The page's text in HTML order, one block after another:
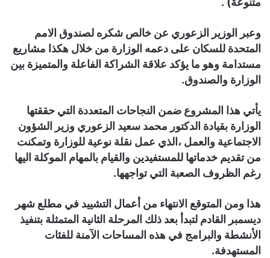
وعبر الوزير الزعوري عن خالص شكره لصندوق الامم
المتحدة للسكان على دعمه الوزارة من خلال هكذا مشاريع
مستدامة وهو ما يؤكد علاقة الشراكة الفاعلة والمتميزة بين
الوزارة والصندوق.
يأتي هذا المشروع ضمن النجاحات المتعددة التي حققتها
الوزارة بقيادة الدكتور محمد سعيد الزعوري وزير الشؤون
الاجتماعية والعمل ،الذي عمل نقلة نوعية للوزارة وتمكنت
من تقديم خدماتها للمستفيدين والقيام بالمهام الموكلة اليها
رغم الظروف الصعبة التي تواجهها.
هذا ومن المتوقع الانتهاء من أعمال التشييد في مطلع شهر
ديسمبر القادم لتبدأ بعد ذلك المرحلة الثانية المتمثلة بتنفيذ
الأنشطة والبرامج في هذه المساحات الآمنة للفئات
المستهدفة.